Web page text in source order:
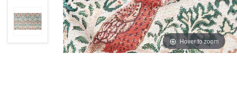
Hover to zoom